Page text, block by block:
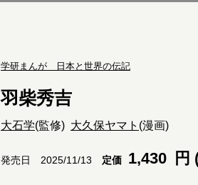
学研まんが 日本と世界の伝記
羽柴秀吉
大石学(監修) 大久保ヤマト (漫画)
発売日 2025/11/13 定価 1,430 円